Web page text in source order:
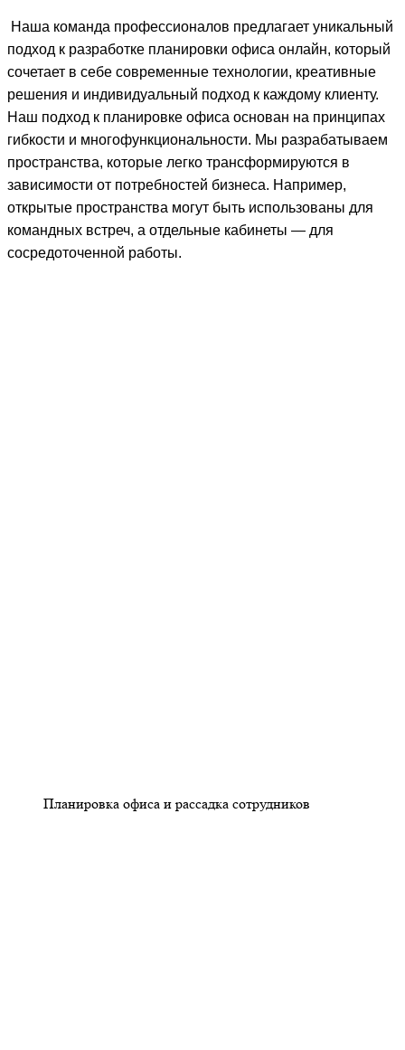
Наша команда профессионалов предлагает уникальный
подход к разработке планировки офиса онлайн, который
сочетает в себе современные технологии, креативные
решения и индивидуальный подход к каждому клиенту.
Наш подход к планировке офиса основан на принципах
гибкости и многофункциональности. Мы разрабатываем
пространства, которые легко трансформируются в
зависимости от потребностей бизнеса. Например,
открытые пространства могут быть использованы для
командных встреч, а отдельные кабинеты — для
сосредоточенной работы.
Планировка офиса и рассадка сотрудников